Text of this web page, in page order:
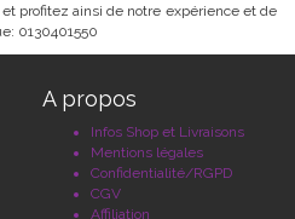
et profitez ainsi de notre expérience et de
0130401550
A propos
Infos Shop et Livraisons
Mentions légales
Confidentialité/RGPD
CGV
Affiliation